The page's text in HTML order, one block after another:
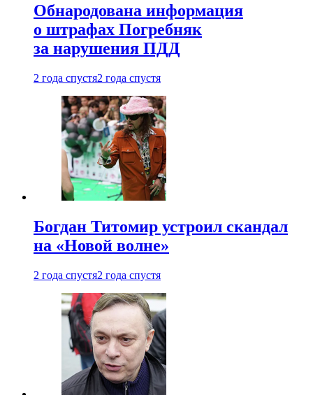
Обнародована информация
о штрафах Погребняк
за нарушения ПДД
2 года спустя2 года спустя
Богдан Титомир устроил скандал
на «Новой волне»
2 года спустя2 года спустя